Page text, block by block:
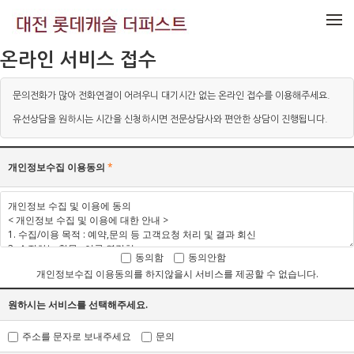
온라인 서비스 접수
문의전화가 많아 전화연결이 어려우니 대기시간 없는 온라인 접수를 이용해주세요.
유선상담을 원하시는 시간을 신청하시면 전문상담사와 편안한 상담이 진행됩니다.
개인정보수집 이용동의 *
동의함
동의안함
개인정보수집 이용동의를 하지않을시 서비스를 제공할 수 없습니다.
원하시는 서비스를 선택해주세요.
주소를 문자로 보내주세요 문의